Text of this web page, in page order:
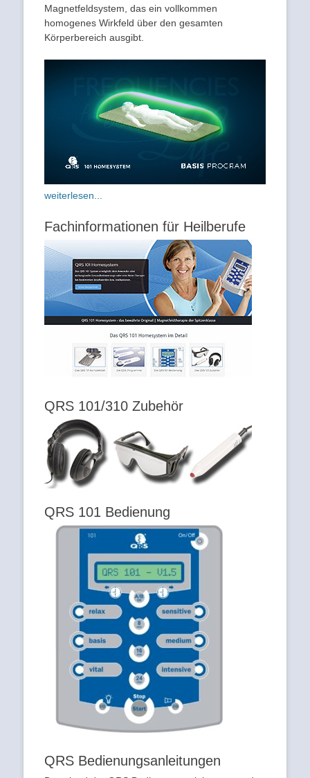
Magnetfeldsystem, das ein vollkommen
homogenes Wirkfeld über den gesamten
Körperbereich ausgibt.
weiterlesen...
Fachinformationen für Heilberufe
QRS 101/310 Zubehör
QRS 101 Bedienung
QRS Bedienungsanleitungen